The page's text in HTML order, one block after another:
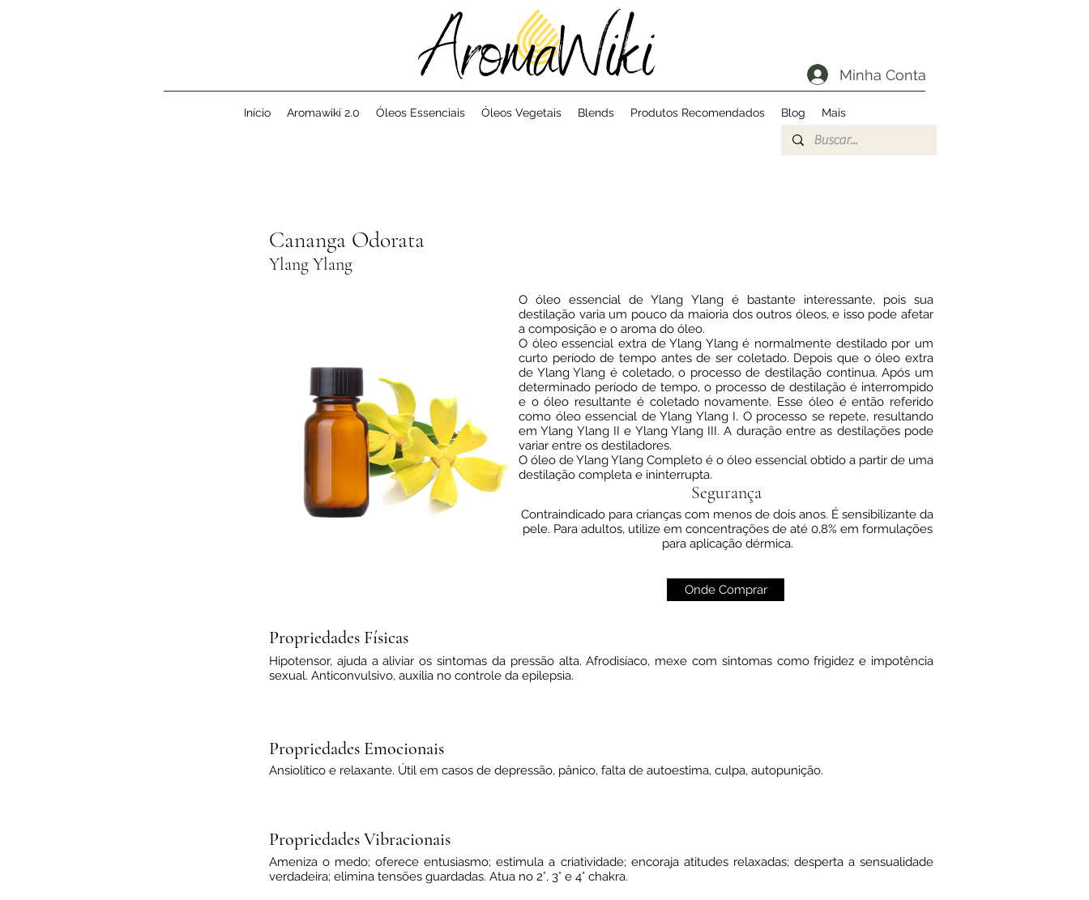
Minha Conta
Início Aromawiki 2.0 Óleos Essenciais Óleos Vegetais Blends Produtos Recomendados Blog Mais
Cananga Odorata
Ylang Ylang
Hipotensor, ajuda a aliviar os sintomas da pressão alta. Afrodisíaco, mexe com sintomas como frigidez e impotência
Título Pequeno
Cananga Odorata
Ylang Ylang
O óleo essencial de Ylang Ylang é bastante interessante, pois sua
destilação varia um pouco da maioria dos outros óleos, e isso pode afetar
a composição e o aroma do óleo.
O óleo essencial extra de Ylang Ylang é normalmente destilado por um
curto período de tempo antes de ser coletado. Depois que o óleo extra
de Ylang Ylang é coletado, o processo de destilação continua. Após um
determinado período de tempo, o processo de destilação é interrompido
e o óleo resultante é coletado novamente. Esse óleo é então referido
como óleo essencial de Ylang Ylang I. O processo se repete, resultando
em Ylang Ylang II e Ylang Ylang III. A duração entre as destilações pode
variar entre os destiladores.
O óleo de Ylang Ylang Completo é o óleo essencial obtido a partir de uma
destilação completa e ininterrupta.
Segurança
Contraindicado para crianças com menos de dois anos. É sensibilizante da
pele. Para adultos, utilize em concentrações de até 0,8% em formulações
para aplicação dérmica.
Onde Comprar
Propriedades Físicas
Hipotensor, ajuda a aliviar os sintomas da pressão alta. Afrodisíaco, mexe com sintomas como frigidez e impotência
sexual. Anticonvulsivo, auxilia no controle da epilepsia.
Propriedades Emocionais
Ansiolítico e relaxante. Útil em casos de depressão, pânico, falta de autoestima, culpa, autopunição.
Propriedades Vibracionais
Ameniza o medo; oferece entusiasmo; estimula a criatividade; encoraja atitudes relaxadas; desperta a sensualidade
verdadeira; elimina tensões guardadas. Atua no 2°, 3° e 4° chakra.